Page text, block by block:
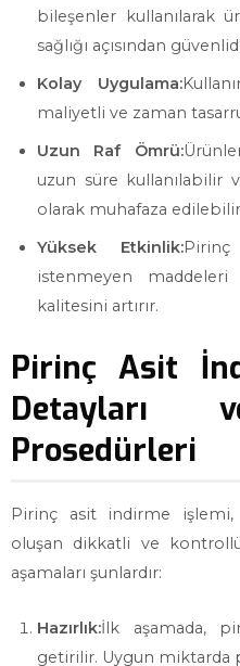
bileşenler kullanılarak
sağlığı açısından
Kolay Uygulama:
maliyetli ve zaman
Uzun Raf Ömrü:
uzun süre kullanılabilir
olarak muhafaza
Yüksek Etkinlik:
istenmeyen
kalitesini artırır.
Pirinç Asit
Detayları
Prosedürleri
Pirinç asit indirme işlemi,
oluşan dikkatli ve
aşamaları şunlardır:
Hazırlık:İlk aşamada,
getirilir. Uygun miktarda